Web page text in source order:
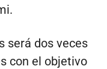
será dos veces
con el objetivo